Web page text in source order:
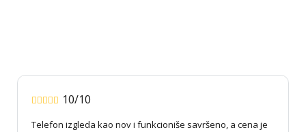
10/10
Telefon izgleda kao nov i funkcioniše savršeno, a cena je